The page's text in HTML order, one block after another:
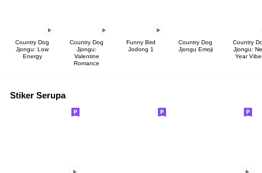
Country Dog
Jjongu: Low
Energy
Country Dog
Jjongu:
Valentine
Romance
Funny Bird
Jodong 1
Country Dog
Jjongu Emoji
Country
Jjongu:
Year
Stiker Serupa